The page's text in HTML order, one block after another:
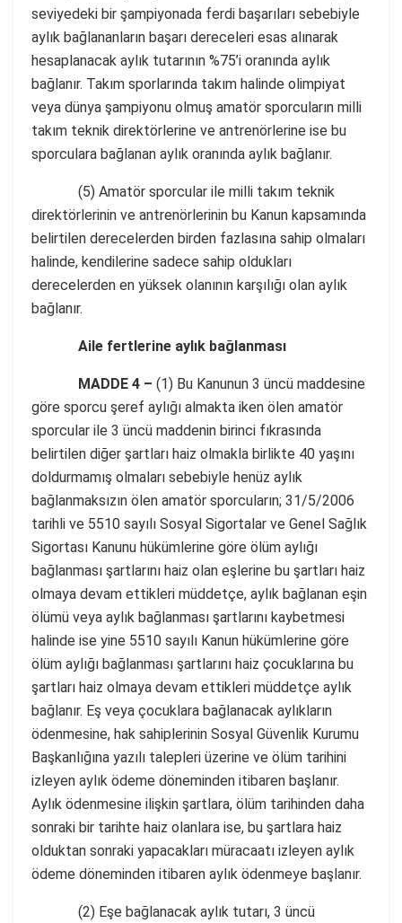
seviyedeki bir şampiyonada ferdi başarıları sebebiyle
aylık bağlananların başarı dereceleri esas alınarak
hesaplanacak aylık tutarının %75’i oranında aylık
bağlanır. Takım sporlarında takım halinde olimpiyat
veya dünya şampiyonu olmuş amatör sporcuların milli
takım teknik direktörlerine ve antrenörlerine ise bu
sporculara bağlanan aylık oranında aylık bağlanır.
(5) Amatör sporcular ile milli takım teknik
direktörlerinin ve antrenörlerinin bu Kanun kapsamında
belirtilen derecelerden birden fazlasına sahip olmaları
halinde, kendilerine sadece sahip oldukları
derecelerden en yüksek olanının karşılığı olan aylık
bağlanır.
Aile fertlerine aylık bağlanması
MADDE 4 – (1) Bu Kanunun 3 üncü maddesine
göre sporcu şeref aylığı almakta iken ölen amatör
sporcular ile 3 üncü maddenin birinci fıkrasında
belirtilen diğer şartları haiz olmakla birlikte 40 yaşını
doldurmamış olmaları sebebiyle henüz aylık
bağlanmaksızın ölen amatör sporcuların; 31/5/2006
tarihli ve 5510 sayılı Sosyal Sigortalar ve Genel Sağlık
Sigortası Kanunu hükümlerine göre ölüm aylığı
bağlanması şartlarını haiz olan eşlerine bu şartları haiz
olmaya devam ettikleri müddetçe, aylık bağlanan eşin
ölümü veya aylık bağlanması şartlarını kaybetmesi
halinde ise yine 5510 sayılı Kanun hükümlerine göre
ölüm aylığı bağlanması şartlarını haiz çocuklarına bu
şartları haiz olmaya devam ettikleri müddetçe aylık
bağlanır. Eş veya çocuklara bağlanacak aylıkların
ödenmesine, hak sahiplerinin Sosyal Güvenlik Kurumu
Başkanlığına yazılı talepleri üzerine ve ölüm tarihini
izleyen aylık ödeme döneminden itibaren başlanır.
Aylık ödenmesine ilişkin şartlara, ölüm tarihinden daha
sonraki bir tarihte haiz olanlara ise, bu şartlara haiz
olduktan sonraki yapacakları müracaatı izleyen aylık
ödeme döneminden itibaren aylık ödenmeye başlanır.
(2) Eşe bağlanacak aylık tutarı, 3 üncü